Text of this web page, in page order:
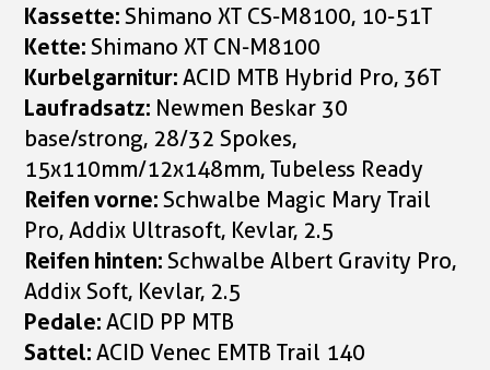
Kassette:Shimano XT CS-M8100, 10-51T
Kette:Shimano XT CN-M8100
Kurbelgarnitur:ACID MTB Hybrid Pro, 36T
Laufradsatz: Newmen Beskar 30
base/strong, 28/32 Spokes,
15x110mm/12x148mm, Tubeless Ready
Reifen vorne:Schwalbe Magic Mary Trail
Pro, Addix Ultrasoft, Kevlar, 2.5
Reifen hinten:Schwalbe Albert Gravity Pro,
Addix Soft, Kevlar, 2.5
Pedale:ACID PP MTB
Sattel:ACID Venec EMTB Trail 140